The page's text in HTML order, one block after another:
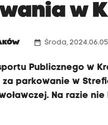
w
date_range Środa,
Publicznego w
za parkowanie w
Na razie